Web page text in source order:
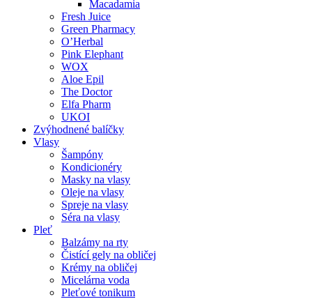
Macadamia
Fresh Juice
Green Pharmacy
O’Herbal
Pink Elephant
WOX
Aloe Epil
The Doctor
Elfa Pharm
UKOI
Zvýhodnené balíčky
Vlasy
Šampóny
Kondicionéry
Masky na vlasy
Oleje na vlasy
Spreje na vlasy
Séra na vlasy
Pleť
Balzámy na rty
Čistící gely na obličej
Krémy na obličej
Micelárna voda
Pleťové tonikum